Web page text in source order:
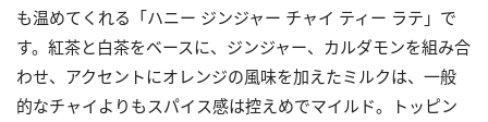
も温めてくれる「ハニー ジンジャー チャイ ティー ラテ」で
す。紅茶と白茶をベースに、ジンジャー、カルダモンを組み合
わせ、アクセントにオレンジの風味を加えたミルクは、一般
的なチャイよりもスパイス感は控えめでマイルド。トッピン